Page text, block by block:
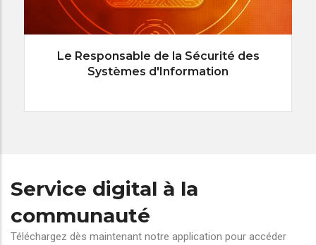
Le Responsable de la Sécurité des
Systèmes d'Information
Service digital à la
communauté
Téléchargez dès maintenant notre application pour accéder